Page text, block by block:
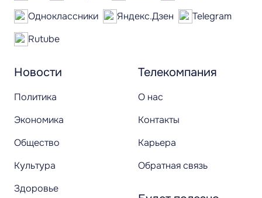
Новости
Политика
Экономика
Общество
Культура
Здоровье
Телекомпания
О нас
Контакты
Карьера
Обратная связь
Одноклассники
Яндекс.Дзен
Telegram
Rutube